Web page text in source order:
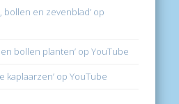
bollen en zevenblad’ op
en bollen planten’ op YouTube
kaplaarzen’ op YouTube